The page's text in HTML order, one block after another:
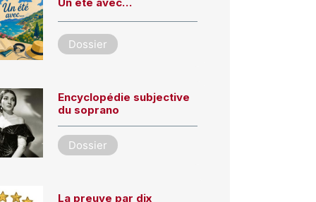
Dossier
Encyclopédie subjective
du soprano
Dossier
La preuve par dix